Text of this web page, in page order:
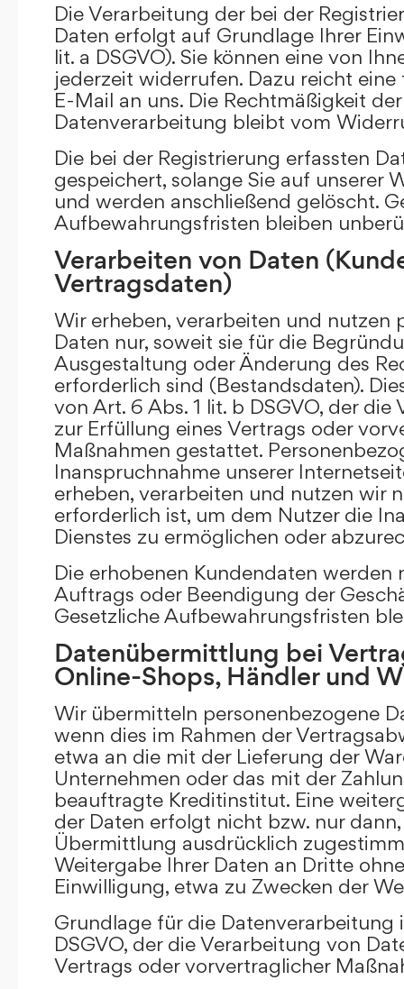
Die Verarbeitung der bei der
Daten erfolgt auf Grundlage Ihrer
lit. a DSGVO). Sie können eine von
jederzeit widerrufen. Dazu reicht
E-Mail an uns. Die Rechtmäßigkeit
Datenverarbeitung bleibt vom
Die bei der Registrierung erfassten
gespeichert, solange Sie auf unserer
und werden anschließend gelöscht.
Aufbewahrungsfristen bleiben
Verarbeiten von Daten
Vertragsdaten)
Wir erheben, verarbeiten und nutzen
Daten nur, soweit sie für die
Ausgestaltung oder Änderung des
erforderlich sind (Bestandsdaten).
von Art. 6 Abs. 1 lit. b DSGVO, der
zur Erfüllung eines Vertrags oder
Maßnahmen gestattet.
Inanspruchnahme unserer
erheben, verarbeiten und nutzen wir
erforderlich ist, um dem Nutzer die
Dienstes zu ermöglichen oder
Die erhobenen Kundendaten werden
Auftrags oder Beendigung der
Gesetzliche Aufbewahrungsfristen
Datenübermittlung bei
Online-Shops, Händler und
Wir übermitteln personenbezogene
wenn dies im Rahmen der
etwa an die mit der Lieferung der
Unternehmen oder das mit der
beauftragte Kreditinstitut. Eine
der Daten erfolgt nicht bzw. nur
Übermittlung ausdrücklich
Weitergabe Ihrer Daten an Dritte
Einwilligung, etwa zu Zwecken der
Grundlage für die Datenverarbeitung
DSGVO, der die Verarbeitung von
Vertrags oder vorvertraglicher